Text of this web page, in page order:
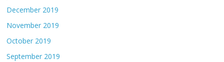
December 2019
November 2019
October 2019
September 2019